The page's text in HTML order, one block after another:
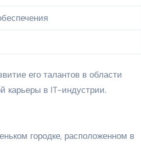
его талантов в области
карьеры в IT-индустрии.
городке, расположенном в